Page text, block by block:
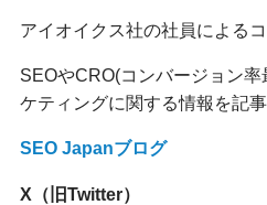
アイオイクス社の社員による
SEOやCRO(コンバージョン
ケティングに関する情報を記事
SEO Japanブログ
X（旧Twitter）